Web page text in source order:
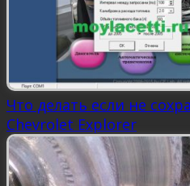
Что делать если не
Chevrolet Explorer